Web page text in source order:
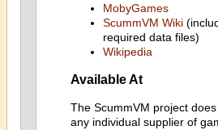
MobyGames
ScummVM Wiki
required data files)
Wikipedia
Available At
The ScummVM project
any individual supplier of